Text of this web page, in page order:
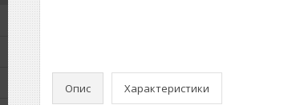
Опис Характеристики